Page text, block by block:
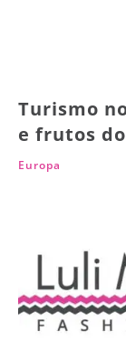
Turismo
e frutos
Europa